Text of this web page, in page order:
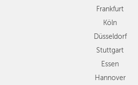
Dresden
Nürnberg
Wien
Zürich
Andere
Regionen
Frankfurt
Köln
Düsseldorf
Stuttgart
Essen
Hannover